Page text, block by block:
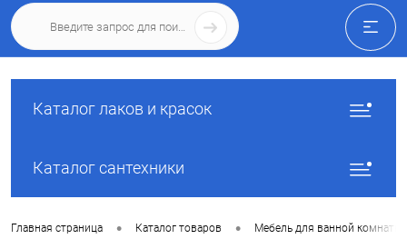
Каталог лаков и красок
Каталог сантехники
Главная страница • Каталог товаров • Мебель для ванной комнаты